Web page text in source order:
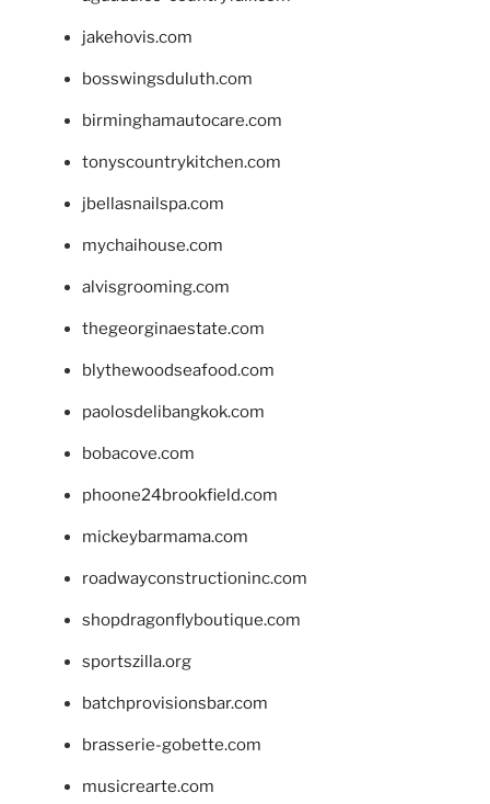
jakehovis.com
bosswingsduluth.com
birminghamautocare.com
tonyscountrykitchen.com
jbellasnailspa.com
mychaihouse.com
alvisgrooming.com
thegeorginaestate.com
blythewoodseafood.com
paolosdelibangkok.com
bobacove.com
phoone24brookfield.com
mickeybarmama.com
roadwayconstructioninc.com
shopdragonflyboutique.com
sportszilla.org
batchprovisionsbar.com
brasserie-gobette.com
musicrearte.com